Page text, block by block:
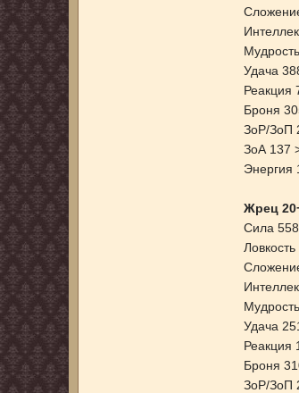
Удача
Реакция
Броня
ЗоР/ЗоП
ЗоА 137
Энергия
Жрец
Сила
Удача
Реакция
Броня
ЗоР/ЗоП